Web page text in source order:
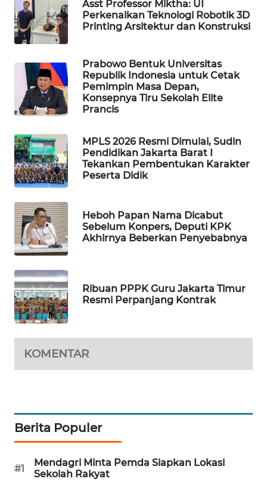
Asst Professor Miktha: UI
Perkenalkan Teknologi Robotik 3D
Printing Arsitektur dan Konstruksi
Prabowo Bentuk Universitas
Republik Indonesia untuk Cetak
Pemimpin Masa Depan,
Konsepnya Tiru Sekolah Elite
Prancis
MPLS 2026 Resmi Dimulai, Sudin
Pendidikan Jakarta Barat I
Tekankan Pembentukan Karakter
Peserta Didik
Heboh Papan Nama Dicabut
Sebelum Konpers, Deputi KPK
Akhirnya Beberkan Penyebabnya
Ribuan PPPK Guru Jakarta Timur
Resmi Perpanjang Kontrak
KOMENTAR
Berita Populer
#1
Mendagri Minta Pemda Siapkan Lokasi
Sekolah Rakyat
WAHANA
TV
WAHANANEWS
WAHANANEWS
CO ID
WAHANANEWS
NET
WAHANA
SPORT
WAHANA
UMKM
SELEB
WAHANA
PERSONA
WAHANA
OTOMOTIF
HEALTH
WAHANA
DESA
WISATA